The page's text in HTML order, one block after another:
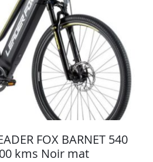
FOX BARNET 540
kms Noir mat